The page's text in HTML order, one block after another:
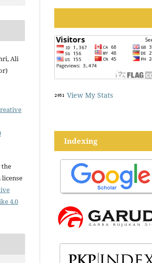
Ali
the
4.0
View My Stats
Indexing